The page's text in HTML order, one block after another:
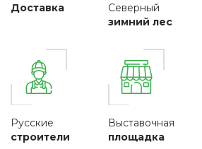
Доставка
Северный
зимний лес
Русские
строители
Выставочная
площадка